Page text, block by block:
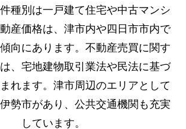
種別は一戸建て住宅や中古マンシ
産価格は、津市内や四日市市内で
向にあります。不動産売買に関す
、宅地建物取引業法や民法に基づ
れます。津市周辺のエリアとして
勢市があり、公共交通機関も充実
しています。